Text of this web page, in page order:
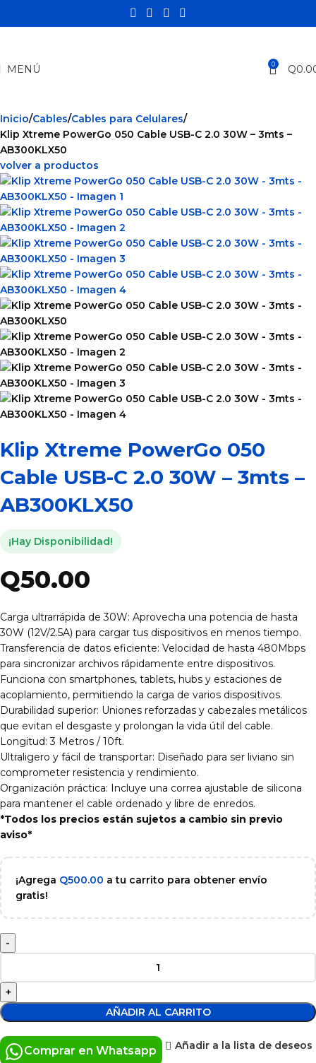
MENÚ 0 Q
Inicio Cables Cables para Celulares
Klip Xtreme PowerGo 050 Cable USB-C 2.0 30W – 3mts –
AB300KLX50
volver a productos
Klip Xtreme PowerGo 050
Cable USB-C 2.0 30W – 3mts –
AB300KLX50
¡Hay Disponibilidad!
Q50.00
Carga ultrarrápida de 30W: Aprovecha una potencia de hasta
30W (12V/2.5A) para cargar tus dispositivos en menos tiempo.
Transferencia de datos eficiente: Velocidad de hasta 480Mbps
para sincronizar archivos rápidamente entre dispositivos.
Funciona con smartphones, tablets, hubs y estaciones de
acoplamiento, permitiendo la carga de varios dispositivos.
Durabilidad superior: Uniones reforzadas y cabezales metálicos
que evitan el desgaste y prolongan la vida útil del cable.
Longitud: 3 Metros / 10ft.
Ultraligero y fácil de transportar: Diseñado para ser liviano sin
comprometer resistencia y rendimiento.
Organización práctica: Incluye una correa ajustable de silicona
para mantener el cable ordenado y libre de enredos.
*Todos los precios están sujetos a cambio sin previo
aviso*
¡Agrega Q500.00 a tu carrito para obtener envío
gratis!
AÑADIR AL CARRITO
Comprar en Whatsapp Añadir a la lista de deseos